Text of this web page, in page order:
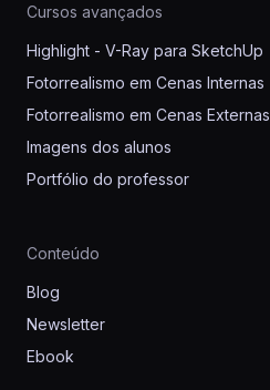
Cursos avançados
Highlight - V-Ray para SketchUp
Fotorrealismo em Cenas Internas
Fotorrealismo em Cenas Externas
Imagens dos alunos
Portfólio do professor
Conteúdo
Blog
Newsletter
Ebook